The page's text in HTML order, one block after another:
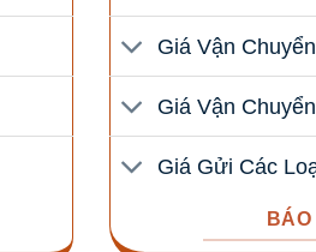
Giá Vận
Giá Vận
Giá Gửi Các